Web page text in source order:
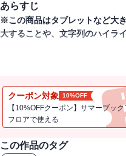
あらすじ
※この商品はタブレットなど大
大することや、文字列のハイラ
日本最大規模の麻雀大会、麻雀
それを瀬戸熊に敗れた者たちに
戸熊の会話を読むことで、麻雀
インタビューメンバー
長村大、井出洋介、宮内こずえ
クーポン対象 10%OFF
【10%OFFクーポン】サマーブッ
フロアで使える
この作品のタグ